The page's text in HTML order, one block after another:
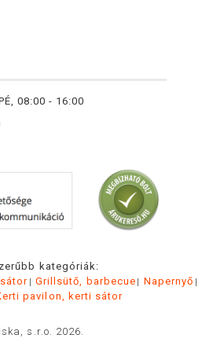
08:00 - 16:00
kategóriák:
Grillsütő, barbecue
Napernyő
pavilon, kerti sátor
s.r.o. 2026.